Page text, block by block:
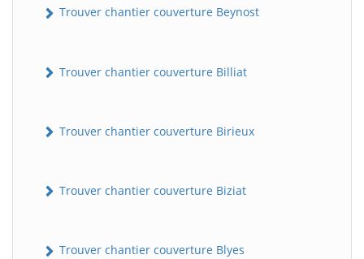
Trouver chantier couverture Beynost
Trouver chantier couverture Billiat
Trouver chantier couverture Birieux
Trouver chantier couverture Biziat
Trouver chantier couverture Blyes